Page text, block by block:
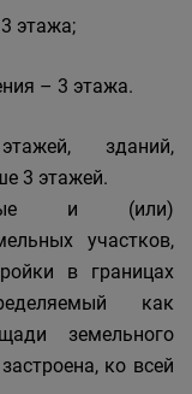
этажа;
– 3 этажа.
зданий,
3 этажей.
и (или)
участков,
в границах
как
земельного
ко всей